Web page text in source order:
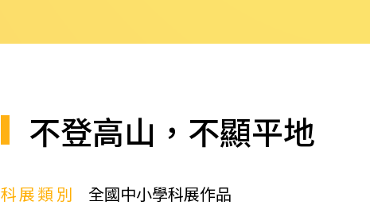
不登高山，不顯平地
科展類別
全國中小學科展作品